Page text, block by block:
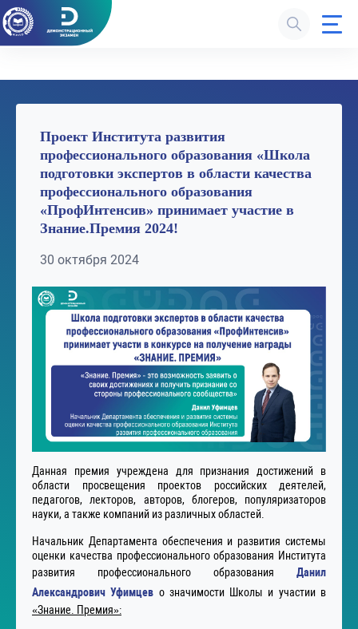
Проект Института развития
профессионального образования «Школа
подготовки экспертов в области качества
профессионального образования
«ПрофИнтенсив» принимает участие в
Знание.Премия 2024!
30 октября 2024
Данная премия учреждена для признания достижений в
области просвещения проектов российских деятелей,
педагогов, лекторов, авторов, блогеров, популяризаторов
науки, а также компаний из различных областей.
Начальник Департамента обеспечения и развития системы
оценки качества профессионального образования Института
развития профессионального образования Данил
Александрович Уфимцев о значимости Школы и участии в
«Знание. Премия»: